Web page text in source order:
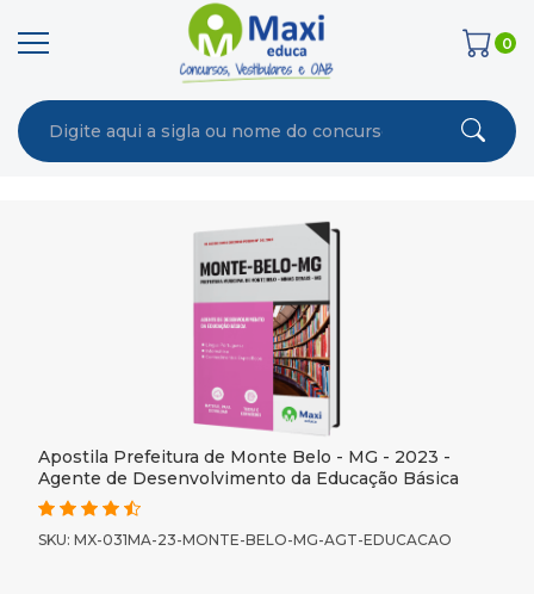
0
Apostila Prefeitura de Monte Belo - MG - 2023 -
Agente de Desenvolvimento da Educação Básica
SKU: MX-031MA-23-MONTE-BELO-MG-AGT-EDUCACAO